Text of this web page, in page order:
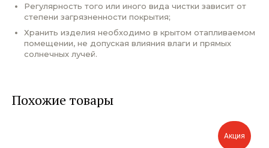
Регулярность того или иного вида чистки зависит от
степени загрязненности покрытия;
Хранить изделия необходимо в крытом отапливаемом
помещении, не допуская влияния влаги и прямых
солнечных лучей.
Похожие товары
Акция